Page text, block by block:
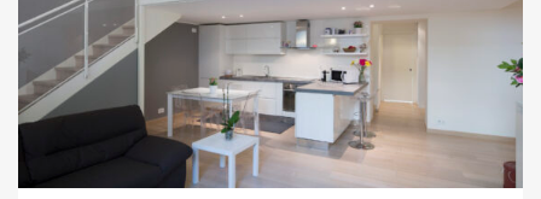
Tipo di contratto:
Costruito: